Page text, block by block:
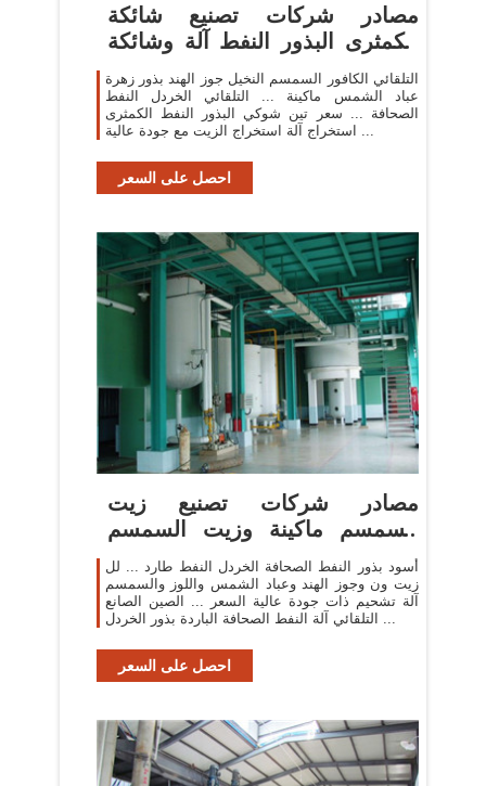
مصادر شركات تصنيع شائكة
الكمثرى البذور النفط آلة وشائكة
التلقائي الكافور السمسم النخيل جوز الهند بذور زهرة
عباد الشمس ماكينة ... التلقائي الخردل النفط
الصحافة ... سعر تين شوكي البذور النفط الكمثرى
استخراج آلة استخراج الزيت مع جودة عالية ...
احصل على السعر
مصادر شركات تصنيع زيت
السمسم ماكينة وزيت السمسم
ماكينة في ...
أسود بذور النفط الصحافة الخردل النفط طارد ... لل
زيت ون وجوز الهند وعباد الشمس واللوز والسمسم
آلة تشحيم ذات جودة عالية السعر ... الصين الصانع
التلقائي آلة النفط الصحافة الباردة بذور الخردل ...
احصل على السعر